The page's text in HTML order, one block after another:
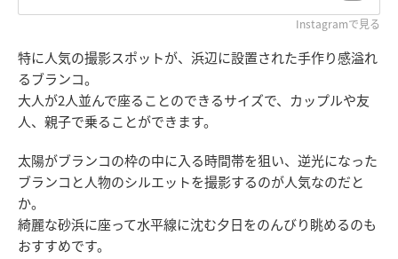
Instagramで見る
特に人気の撮影スポットが、浜辺に設置された手作り感溢れ
るブランコ。
大人が2人並んで座ることのできるサイズで、カップルや友
人、親子で乗ることができます。
太陽がブランコの枠の中に入る時間帯を狙い、逆光になった
ブランコと人物のシルエットを撮影するのが人気なのだと
か。
綺麗な砂浜に座って水平線に沈む夕日をのんびり眺めるのも
おすすめです。